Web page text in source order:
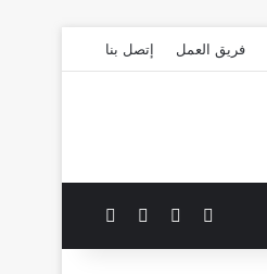
فريق العمل إتصل بنا
فيسبوك الوضع المظلم